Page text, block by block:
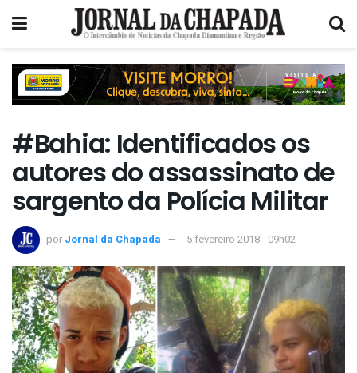
#Bahia: Identificados os
autores do assassinato de
sargento da Polícia Militar
por Jornal da Chapada 5 fevereiro 2018 - 09h02